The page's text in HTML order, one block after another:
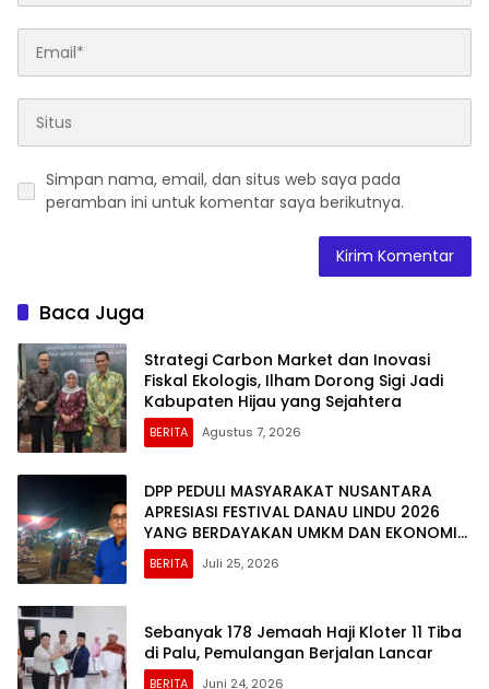
Simpan nama, email, dan situs web saya pada
peramban ini untuk komentar saya berikutnya.
Baca Juga
Strategi Carbon Market dan Inovasi
Fiskal Ekologis, Ilham Dorong Sigi Jadi
Kabupaten Hijau yang Sejahtera
BERITA Agustus 7, 2026
DPP PEDULI MASYARAKAT NUSANTARA
APRESIASI FESTIVAL DANAU LINDU 2026
YANG BERDAYAKAN UMKM DAN EKONOMI
KERAKYATAN
BERITA Juli 25, 2026
Sebanyak 178 Jemaah Haji Kloter 11 Tiba
di Palu, Pemulangan Berjalan Lancar
BERITA Juni 24, 2026